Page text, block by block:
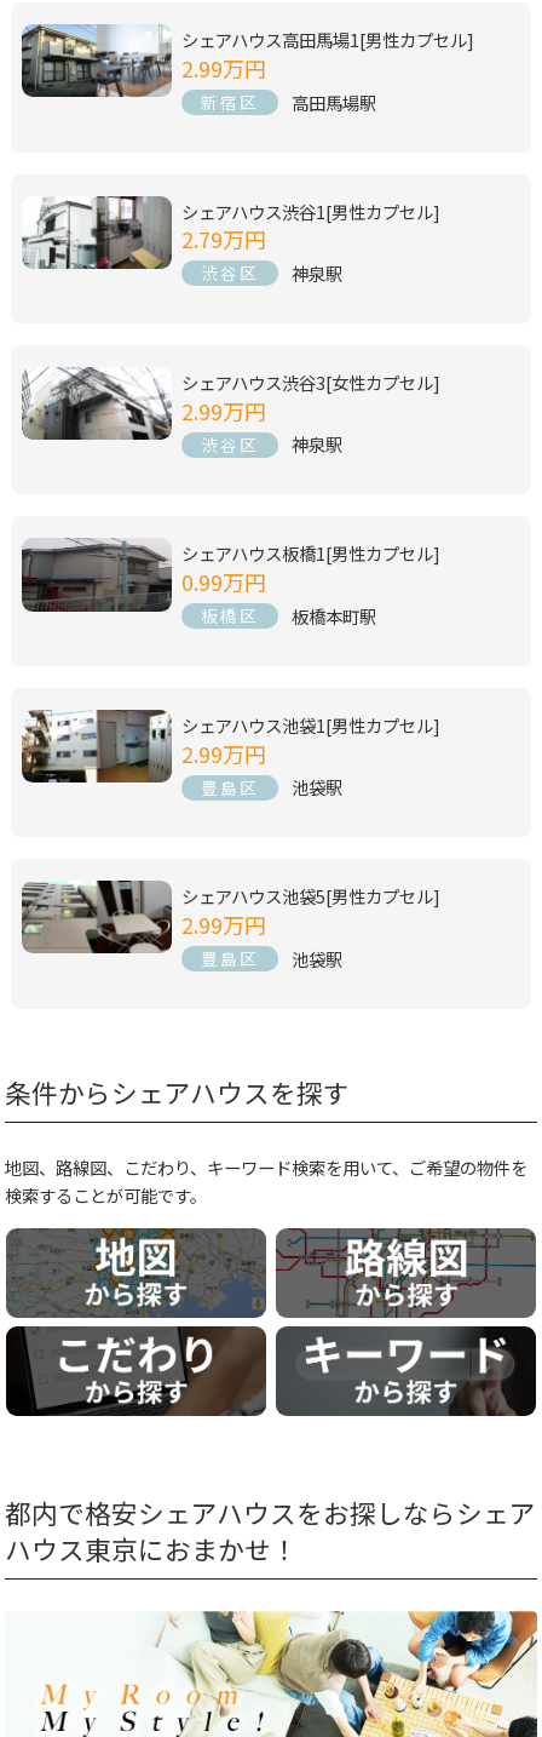
シェアハウス高田馬場1[男性カプセル]
2.99万円
新宿区 高田馬場駅
シェアハウス渋谷1[男性カプセル]
2.79万円
渋谷区 神泉駅
シェアハウス渋谷3[女性カプセル]
2.99万円
渋谷区 神泉駅
シェアハウス板橋1[男性カプセル]
0.99万円
板橋区 板橋本町駅
シェアハウス池袋1[男性カプセル]
2.99万円
豊島区 池袋駅
シェアハウス池袋5[男性カプセル]
2.99万円
豊島区 池袋駅
条件からシェアハウスを探す
地図、路線図、こだわり、キーワード検索を用いて、ご希望の物件を
検索することが可能です。
都内で格安シェアハウスをお探しならシェア
ハウス東京におまかせ！